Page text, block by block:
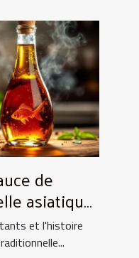
de
asiatique
et l'histoire